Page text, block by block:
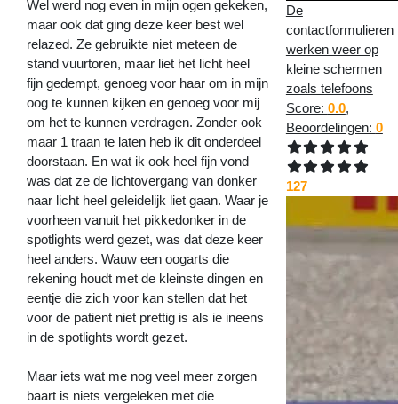
Wel werd nog even in mijn ogen gekeken,
maar ook dat ging deze keer best wel
relazed. Ze gebruikte niet meteen de
stand vuurtoren, maar liet het licht heel
fijn gedempt, genoeg voor haar om in mijn
oog te kunnen kijken en genoeg voor mij
om het te kunnen verdragen. Zonder ook
maar 1 traan te laten heb ik dit onderdeel
doorstaan. En wat ik ook heel fijn vond
was dat ze de lichtovergang van donker
naar licht heel geleidelijk liet gaan. Waar je
voorheen vanuit het pikkedonker in de
spotlights werd gezet, was dat deze keer
heel anders. Wauw een oogarts die
rekening houdt met de kleinste dingen en
eentje die zich voor kan stellen dat het
voor de patient niet prettig is als ie ineens
in de spotlights wordt gezet.
Maar iets wat me nog veel meer zorgen
baart is niets vergeleken met die
De
contactformulieren
werken weer op
kleine schermen
zoals telefoons
Score: 0.0,
Beoordelingen: 0
127